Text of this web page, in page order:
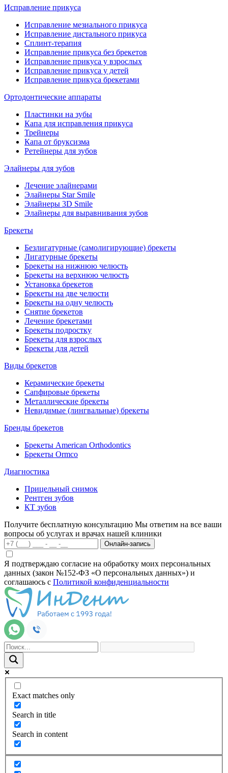
Исправление прикуса
Исправление мезиального прикуса
Исправление дистального прикуса
Сплинт-терапия
Исправление прикуса без брекетов
Исправление прикуса у взрослых
Исправление прикуса у детей
Исправление прикуса брекетами
Ортодонтические аппараты
Пластинки на зубы
Капа для исправления прикуса
Трейнеры
Капа от бруксизма
Ретейнеры для зубов
Элайнеры для зубов
Лечение элайнерами
Элайнеры Star Smile
Элайнеры 3D Smile
Элайнеры для выравнивания зубов
Брекеты
Безлигатурные (самолигирующие) брекеты
Лигатурные брекеты
Брекеты на нижнюю челюсть
Брекеты на верхнюю челюсть
Установка брекетов
Брекеты на две челюсти
Брекеты на одну челюсть
Снятие брекетов
Лечение брекетами
Брекеты подростку
Брекеты для взрослых
Брекеты для детей
Виды брекетов
Керамические брекеты
Сапфировые брекеты
Металлические брекеты
Невидимые (лингвальные) брекеты
Бренды брекетов
Брекеты American Orthodontics
Брекеты Ormco
Диагностика
Прицельный снимок
Рентген зубов
КТ зубов
Получите бесплатную консультацию Мы ответим на все ваши
вопросы об услугах и врачах нашей клиники
Онлайн-запись
Я подтверждаю согласие на обработку моих персональных
данных (закон №152-ФЗ «О персональных данных») и
соглашаюсь с Политикой конфиденциальности
Exact matches only
Search in title
Search in content